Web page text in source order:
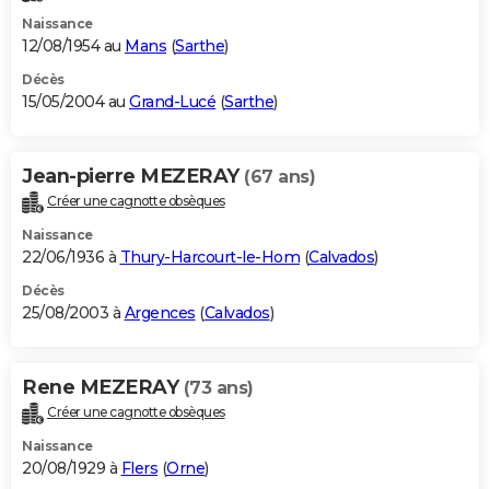
Naissance
12/08/1954 au Mans (Sarthe)
Décès
15/05/2004 au Grand-Lucé (Sarthe)
Jean-pierre MEZERAY (67 ans)
Créer une cagnotte obsèques
Naissance
22/06/1936 à Thury-Harcourt-le-Hom (Calvados)
Décès
25/08/2003 à Argences (Calvados)
Rene MEZERAY (73 ans)
Créer une cagnotte obsèques
Naissance
20/08/1929 à Flers (Orne)